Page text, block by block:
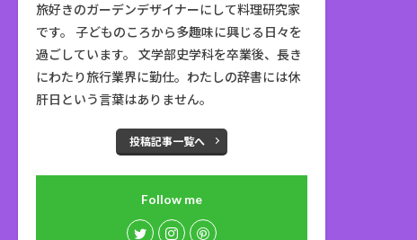
旅好きのガーデンデザイナーにして料理研究家
です。 子どものころから多趣味に興じる日々を
過ごしています。 文学部史学科を卒業後、長き
にわたり旅行業界に勤仕。わたしの辞書には休
肝日という言葉はありません。
投稿記事一覧へ
Follow me